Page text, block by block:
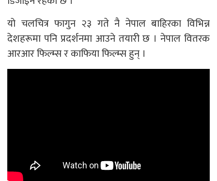
यो चलचित्र फागुन २३ गते नै नेपाल बाहिरका विभिन्न
देशहरूमा पनि प्रदर्शनमा आउने तयारी छ । नेपाल वितरक
आरआर फिल्म्स र काफिया फिल्म्स हुन् ।